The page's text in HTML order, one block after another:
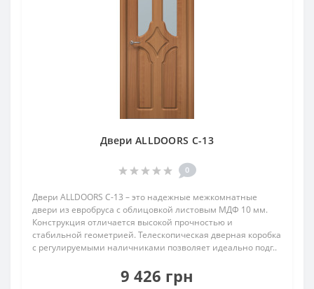
Двери ALLDOORS C-13
0
Двери ALLDOORS C-13 – это надежные межкомнатные
двери из евробруса с облицовкой листовым МДФ 10 мм.
Конструкция отличается высокой прочностью и
стабильной геометрией. Телескопическая дверная коробка
с регулируемыми наличниками позволяет идеально подг..
9 426 грн